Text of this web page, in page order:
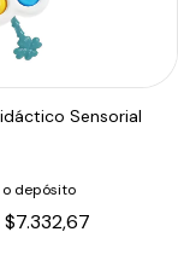
Sensorial
depósito
$7.332,67